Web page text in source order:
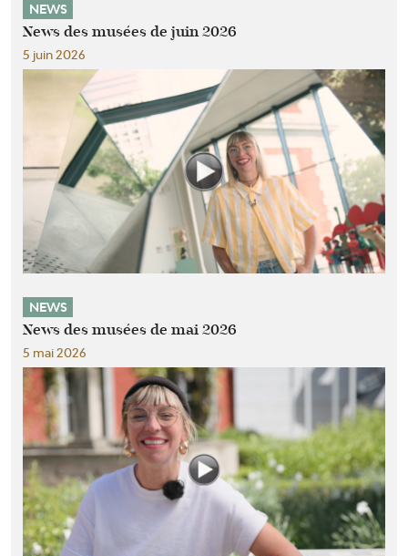
NEWS
News des musées de juin 2026
5 juin 2026
NEWS
News des musées de mai 2026
5 mai 2026